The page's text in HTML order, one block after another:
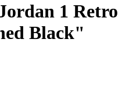
1 Retro
Black"